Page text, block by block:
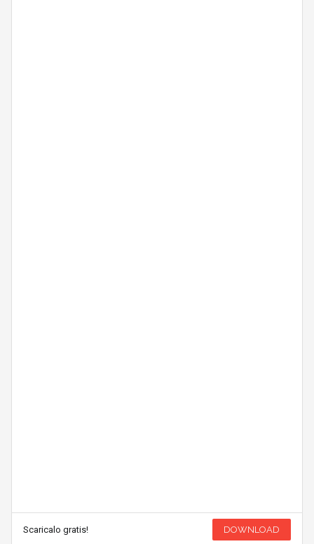
Scaricalo gratis! DOWNLOAD